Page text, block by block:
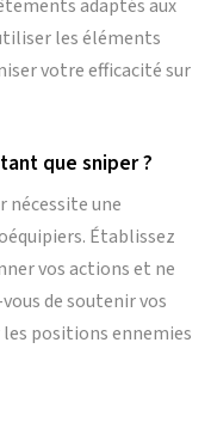
adaptés aux
les éléments
votre efficacité sur
que sniper ?
nécessite une
Établissez
vos actions et ne
de soutenir vos
positions ennemies